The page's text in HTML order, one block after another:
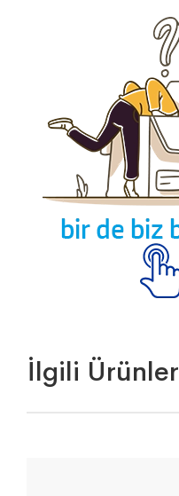
İlgili Ürünler